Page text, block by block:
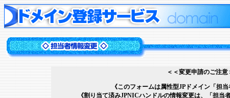
＜＜変更申請のご注意
《このフォームは属性型JPドメイン「担
《割り当て済みJPNICハンドルの情報変更は、「担当